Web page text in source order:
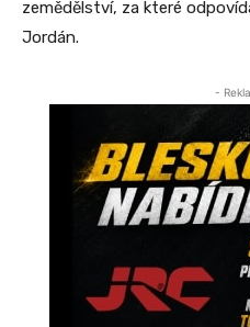
zemědělství, za které
Jordán.
-